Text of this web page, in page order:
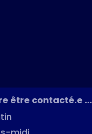
être contacté.e ...